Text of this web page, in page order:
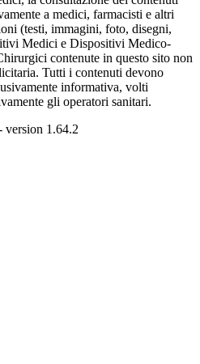
a medici, farmacisti e altri
(testi, immagini, foto, disegni,
Medici e Dispositivi Medico-
contenute in questo sito non
Tutti i contenuti devono
informativa, volti
gli operatori sanitari.
version 1.64.2